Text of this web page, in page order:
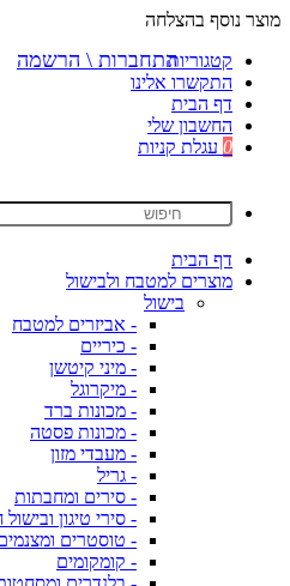
מוצר נוסף בהצלחה
קטגוריות
התקשרו אלינו
דף הבית
החשבון שלי
0 עגלת קניות
דף הבית
מוצרים למטבח ולבישול
בישול
- אביזרים למטבח
- כיריים
- מיני קיטשן
- מיקרוגל
- מכונות ברד
- מכונות פסטה
- מעבדי מזון
- גריל
- סירים ומחבתות
- סירי טיגון
- טוסטרים
- קומקומים
התחברות \ הרשמה